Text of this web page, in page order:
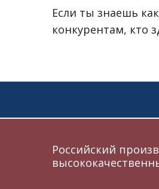
Если ты знаешь
конкурентам, кто
Российский